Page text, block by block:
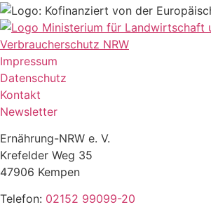
Impressum
Datenschutz
Kontakt
Newsletter
Ernährung-NRW e. V.
Krefelder Weg 35
47906 Kempen
Telefon: 02152 99099-20